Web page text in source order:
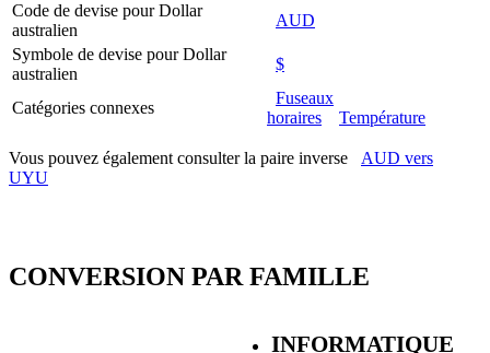
Code de devise pour Dollar
australien
AUD
Symbole de devise pour Dollar
australien
$
Catégories connexes
Fuseaux
horaires
Température
Vous pouvez également consulter la paire inverse
AUD vers
UYU
CONVERSION PAR FAMILLE
INFORMATIQUE